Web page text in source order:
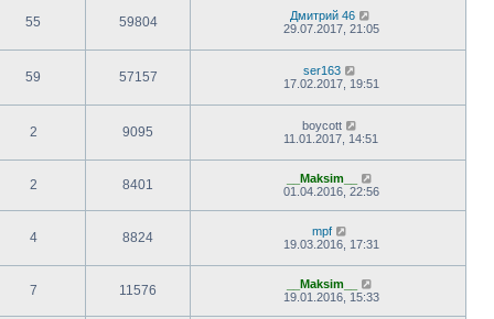
55 59804
Дмитрий 46
29.07.2017, 21:05
59 57157
ser163
17.02.2017, 19:51
2 9095
boycott
11.01.2017, 14:51
2 8401
__Maksim__
01.04.2016, 22:56
4 8824
mpf
19.03.2016, 17:31
7 11576
__Maksim__
19.01.2016, 15:33